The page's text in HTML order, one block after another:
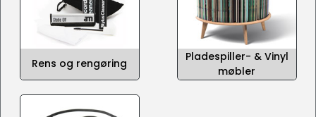
Rens og rengøring
Pladespiller- & Vinyl
møbler